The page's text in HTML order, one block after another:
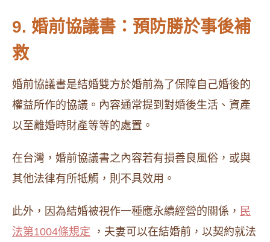
9. 婚前協議書：預防勝於事後補
救
婚前協議書是結婚雙方於婚前為了保障自己婚後的
權益所作的協議。內容通常提到對婚後生活、資產
以至離婚時財產等等的處置。
在台灣，婚前協議書之內容若有損善良風俗，或與
其他法律有所牴觸，則不具效用。
此外，因為結婚被視作一種應永續經營的關係， 民
法第1004條規定 ，夫妻可以在結婚前，以契約就法